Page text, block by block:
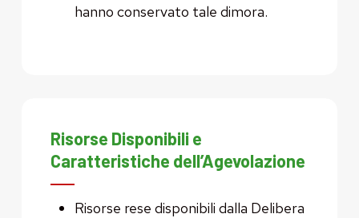
hanno conservato tale dimora.
Risorse Disponibili e
Caratteristiche dell’Agevolazione
Risorse rese disponibili dalla Delibera